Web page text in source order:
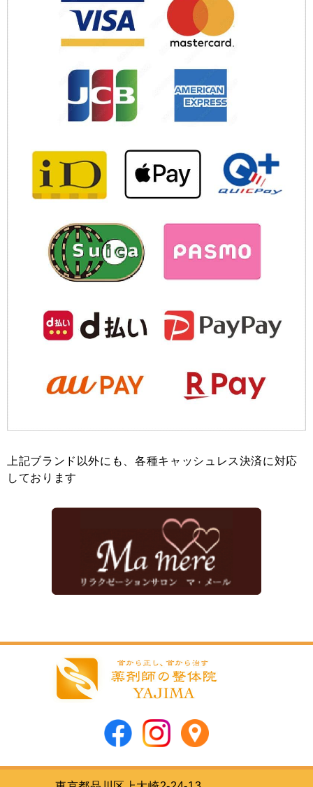
上記ブランド以外にも、各種キャッシュレス決済に対応
しております